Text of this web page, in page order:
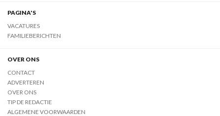
PAGINA'S
VACATURES
FAMILIEBERICHTEN
OVER ONS
CONTACT
ADVERTEREN
OVER ONS
TIP DE REDACTIE
ALGEMENE VOORWAARDEN